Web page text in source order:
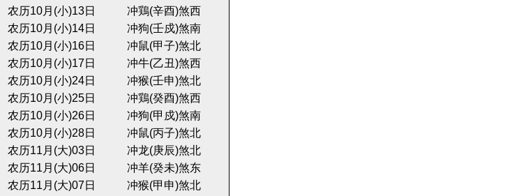
农历10月(小)13日
冲鶏(辛酉)煞西
农历10月(小)14日
冲狗(壬戍)煞南
农历10月(小)16日
冲鼠(甲子)煞北
农历10月(小)17日
冲牛(乙丑)煞西
农历10月(小)24日
冲猴(壬申)煞北
农历10月(小)25日
冲鶏(癸酉)煞西
农历10月(小)26日
冲狗(甲戍)煞南
农历10月(小)28日
冲鼠(丙子)煞北
农历11月(大)03日
冲龙(庚辰)煞北
农历11月(大)06日
冲羊(癸未)煞东
农历11月(大)07日
冲猴(甲申)煞北